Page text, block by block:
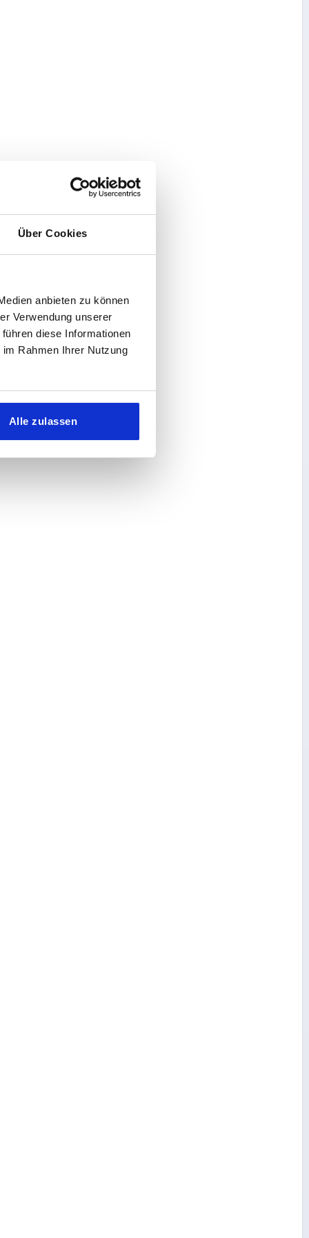
Über Cookies
anbieten zu können
Verwendung unserer
diese Informationen
Rahmen Ihrer Nutzung
Alle zulassen